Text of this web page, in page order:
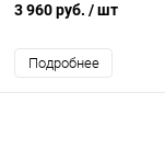
3 960 руб. / шт
Подробнее